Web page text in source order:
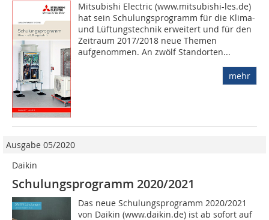
Mitsubishi Electric (www.mitsubishi-les.de)
hat sein Schulungsprogramm für die Klima-
und Lüftungstechnik erweitert und für den
Zeitraum 2017/2018 neue Themen
aufgenommen. An zwölf Standorten...
mehr
Ausgabe 05/2020
Daikin
Schulungsprogramm 2020/2021
Das neue Schulungsprogramm 2020/2021
von Daikin (www.daikin.de) ist ab sofort auf